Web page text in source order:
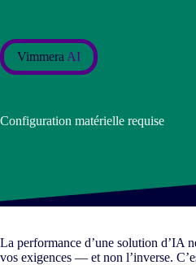
Vimmera AI
Configuration matérielle requise
La performance d’une solution d’IA
vos exigences — et non l’inverse.